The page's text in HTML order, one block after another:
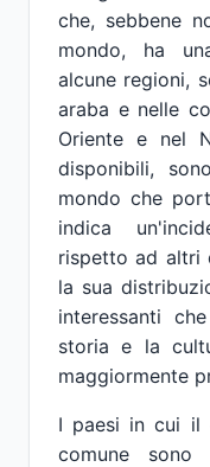
che, sebbene
mondo, ha
alcune regioni,
araba e nelle
Oriente e nel
disponibili,
mondo che
indica
rispetto ad altri
la sua
interessanti
storia e la
maggiormente
I paesi in cui il
comune sono